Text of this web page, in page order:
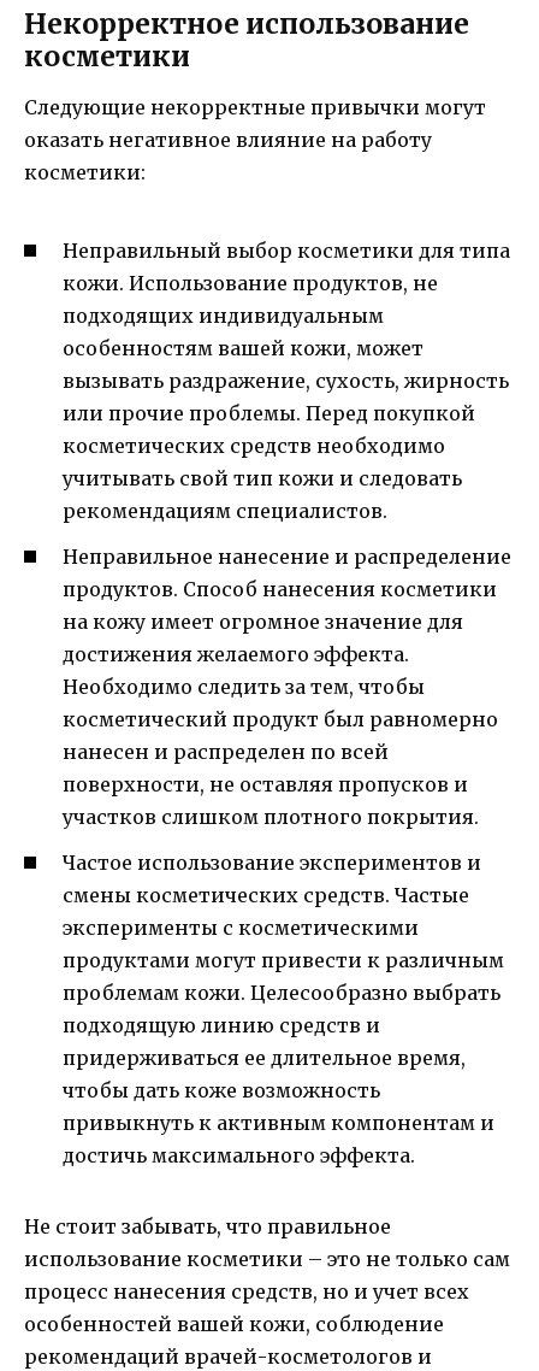
Некорректное использование
косметики
Следующие некорректные привычки могут
оказать негативное влияние на работу
косметики:
Неправильный выбор косметики для типа
кожи. Использование продуктов, не
подходящих индивидуальным
особенностям вашей кожи, может
вызывать раздражение, сухость, жирность
или прочие проблемы. Перед покупкой
косметических средств необходимо
учитывать свой тип кожи и следовать
рекомендациям специалистов.
Неправильное нанесение и распределение
продуктов. Способ нанесения косметики
на кожу имеет огромное значение для
достижения желаемого эффекта.
Необходимо следить за тем, чтобы
косметический продукт был равномерно
нанесен и распределен по всей
поверхности, не оставляя пропусков и
участков слишком плотного покрытия.
Частое использование экспериментов и
смены косметических средств. Частые
эксперименты с косметическими
продуктами могут привести к различным
проблемам кожи. Целесообразно выбрать
подходящую линию средств и
придерживаться ее длительное время,
чтобы дать коже возможность
привыкнуть к активным компонентам и
достичь максимального эффекта.
Не стоит забывать, что правильное
использование косметики – это не только сам
процесс нанесения средств, но и учет всех
особенностей вашей кожи, соблюдение
рекомендаций врачей-косметологов и